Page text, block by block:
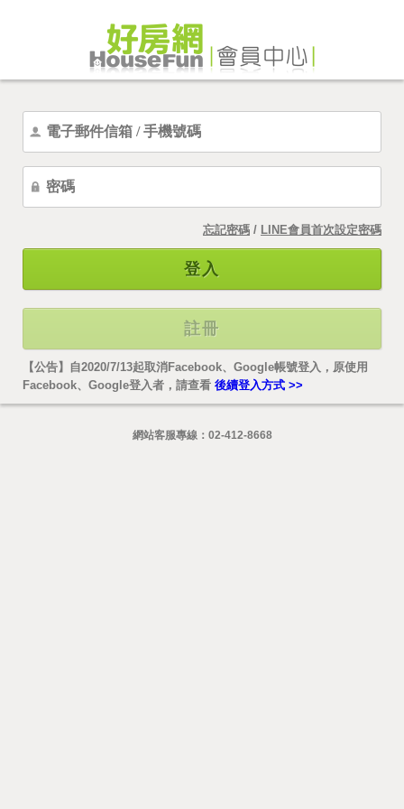
忘記密碼 / LINE會員首次設定密碼
登入
註冊
【公告】自2020/7/13起取消Facebook、Google帳號登入，原使用
Facebook、Google登入者，請查看 後續登入方式 >>
網站客服專線： 02-412-8668